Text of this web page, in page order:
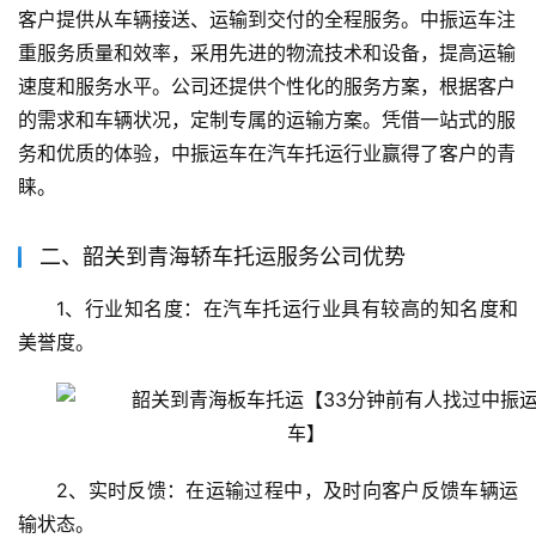
客户提供从车辆接送、运输到交付的全程服务。中振运车注
重服务质量和效率，采用先进的物流技术和设备，提高运输
速度和服务水平。公司还提供个性化的服务方案，根据客户
的需求和车辆状况，定制专属的运输方案。凭借一站式的服
务和优质的体验，中振运车在汽车托运行业赢得了客户的青
睐。
二、韶关到青海轿车托运服务公司优势
1、行业知名度：在汽车托运行业具有较高的知名度和
美誉度。
2、实时反馈：在运输过程中，及时向客户反馈车辆运
输状态。